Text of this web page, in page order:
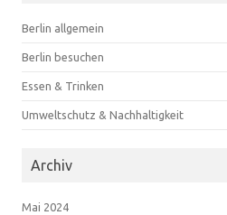
Berlin allgemein
Berlin besuchen
Essen & Trinken
Umweltschutz & Nachhaltigkeit
Archiv
Mai 2024